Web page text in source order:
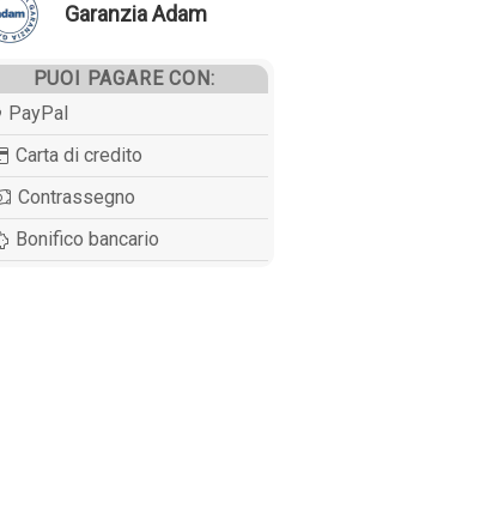
Garanzia Adam
PUOI PAGARE CON:
PayPal
Carta di credito
Contrassegno
Bonifico bancario